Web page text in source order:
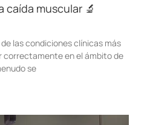
caída muscular 🔬
las condiciones clínicas más
correctamente en el ámbito de
se